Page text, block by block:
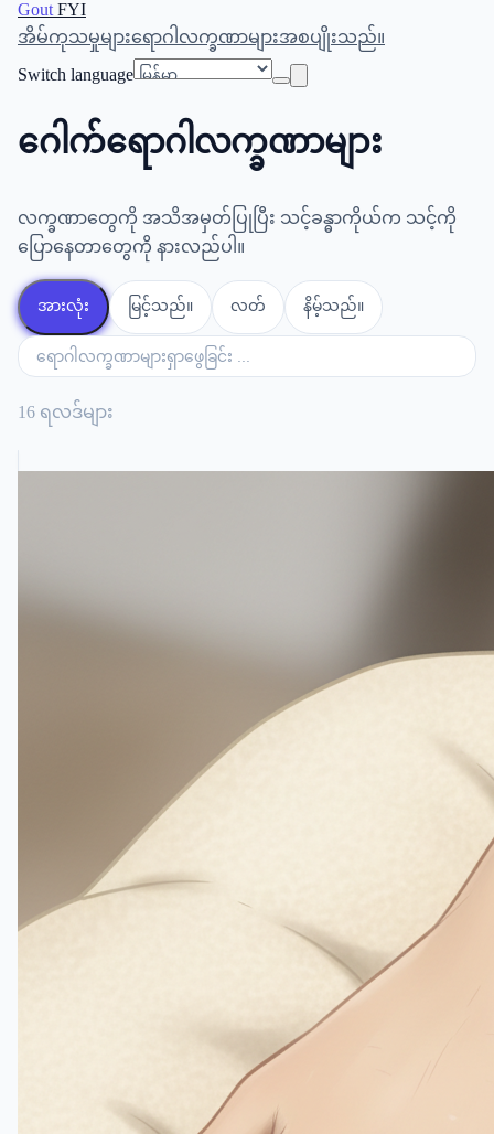
Gout FYI
အိမ်ကုသမှုများရောဂါလက္ခဏာများအစပျိုးသည်။
Switch language
ဂေါက်ရောဂါလက္ခဏာများ
လက္ခဏာတွေကို အသိအမှတ်ပြုပြီး သင့်ခန္ဓာကိုယ်က သင့်ကို
ပြောနေတာတွေကို နားလည်ပါ။
အားလုံး မြင့်သည်။ လတ် နိမ့်သည်။
16 ရလဒ်များ